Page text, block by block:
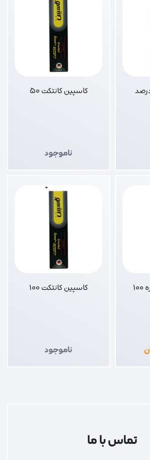
باز کن 99 درصد
کاسپین کانتکت 50
ناموجود
کاسپین کانتکت 100
ناموجود
تماس با ما